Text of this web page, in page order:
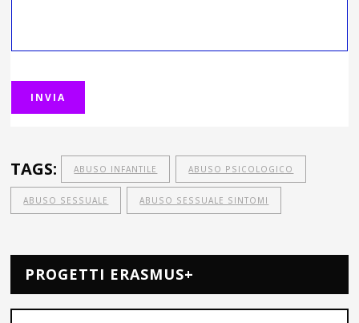
TAGS: ABUSO INFANTILE ABUSO PSICOLOGICO
ABUSO SESSUALE ABUSO SESSUALE SINTOMI
PROGETTI ERASMUS+